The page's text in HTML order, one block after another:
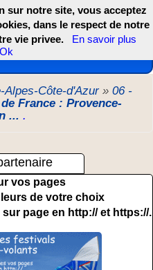
DOM TOM et COM
Alpes-Côte-d'Azur» 06 -
France : Provence-
... .
vos pages
de votre choix
page en http:// et https://.
sur notre site, vous acceptez
dans le respect de notre
vie privee.
En savoir plus
Ok